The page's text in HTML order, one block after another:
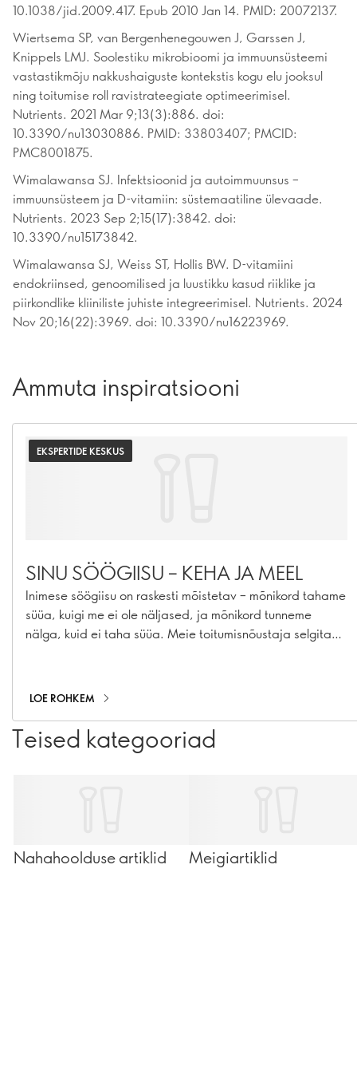
10.1038/jid.2009.417. Epub 2010 Jan 14. PMID: 20072137.
Wiertsema SP, van Bergenhenegouwen J, Garssen J,
Knippels LMJ. Soolestiku mikrobioomi ja immuunsüsteemi
vastastikmõju nakkushaiguste kontekstis kogu elu jooksul
ning toitumise roll ravistrateegiate optimeerimisel.
Nutrients. 2021 Mar 9;13(3):886. doi:
10.3390/nu13030886. PMID: 33803407; PMCID:
PMC8001875.
Wimalawansa SJ. Infektsioonid ja autoimmuunsus –
immuunsüsteem ja D-vitamiin: süstemaatiline ülevaade.
Nutrients. 2023 Sep 2;15(17):3842. doi:
10.3390/nu15173842.
Wimalawansa SJ, Weiss ST, Hollis BW. D-vitamiini
endokriinsed, genoomilised ja luustikku kasud riiklike ja
piirkondlike kliiniliste juhiste integreerimisel. Nutrients. 2024
Nov 20;16(22):3969. doi: 10.3390/nu16223969.
Ammuta inspiratsiooni
EKSPERTIDE KESKUS
SINU SÖÖGIISU – KEHA JA MEEL
Inimese söögiisu on raskesti mõistetav – mõnikord tahame
süüa, kuigi me ei ole näljased, ja mõnikord tunneme
nälga, kuid ei taha süüa. Meie toitumisnõustaja selgitab,
LOE ROHKEM
Teised kategooriad
Nahahoolduse artiklid Meigiartiklid